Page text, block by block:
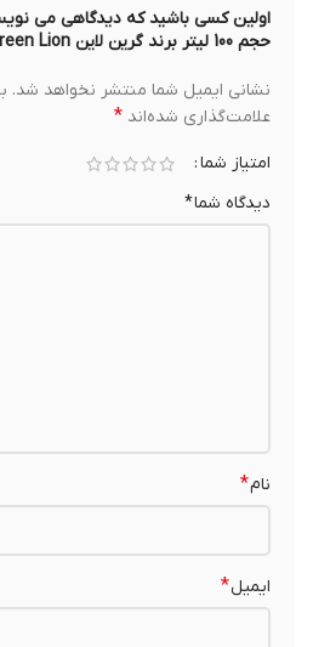
اولین کسی باشید که دیدگاهی می نویسد
حجم 100 لیتر برند گرین لاین Green Lion”
نشانی ایمیل شما منتشر نخواهد شد.
علامت‌گذاری شده‌اند*
امتیاز شما
دیدگاه شما*
ایمیل*